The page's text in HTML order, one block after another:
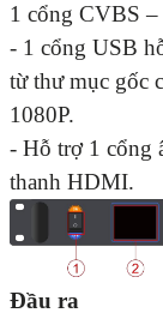
1 cổng CVBS
- 1 cổng USB
từ thư mục gốc
1080P.
- Hỗ trợ 1 cổng
thanh HDMI.
Đầu ra